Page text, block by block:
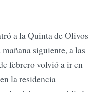
a la Quinta de Olivos
siguiente, a las
febrero volvió a ir en
la residencia